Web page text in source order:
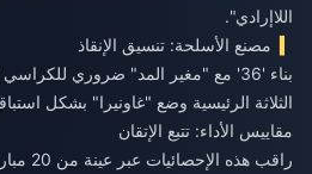
اللاإرادي".
مصنع الأسلحة: تنسيق الإنقاذ
بناء '36' مع "مغير المد" ضروري
الثلاثة الرئيسية وضع "غاونيرا" بشكل
مقاييس الأداء: تتبع الإتقان
راقب هذه الإحصائيات عبر عينة من 20 مباراة: